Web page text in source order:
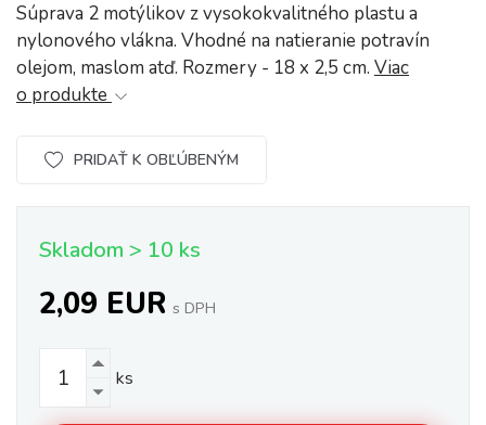
Súprava 2 motýlikov z vysokokvalitného plastu a
nylonového vlákna. Vhodné na natieranie potravín
olejom, maslom atď. Rozmery - 18 x 2,5 cm. Viac
o produkte
PRIDAŤ K OBĽÚBENÝM
Skladom > 10 ks
2,09 EUR s DPH
ks